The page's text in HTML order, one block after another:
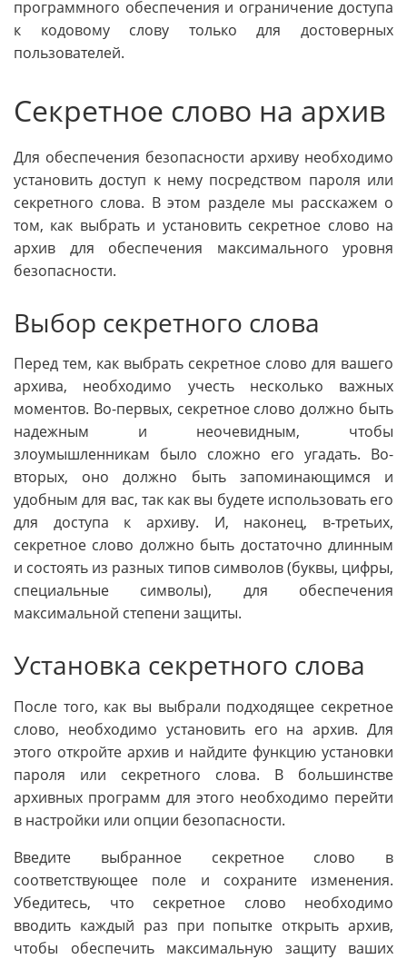
программного обеспечения и ограничение доступа
к кодовому слову только для достоверных
пользователей.
Секретное слово на архив
Для обеспечения безопасности архиву необходимо
установить доступ к нему посредством пароля или
секретного слова. В этом разделе мы расскажем о
том, как выбрать и установить секретное слово на
архив для обеспечения максимального уровня
безопасности.
Выбор секретного слова
Перед тем, как выбрать секретное слово для вашего
архива, необходимо учесть несколько важных
моментов. Во-первых, секретное слово должно быть
надежным и неочевидным, чтобы
злоумышленникам было сложно его угадать. Во-
вторых, оно должно быть запоминающимся и
удобным для вас, так как вы будете использовать его
для доступа к архиву. И, наконец, в-третьих,
секретное слово должно быть достаточно длинным
и состоять из разных типов символов (буквы, цифры,
специальные символы), для обеспечения
максимальной степени защиты.
Установка секретного слова
После того, как вы выбрали подходящее секретное
слово, необходимо установить его на архив. Для
этого откройте архив и найдите функцию установки
пароля или секретного слова. В большинстве
архивных программ для этого необходимо перейти
в настройки или опции безопасности.
Введите выбранное секретное слово в
соответствующее поле и сохраните изменения.
Убедитесь, что секретное слово необходимо
вводить каждый раз при попытке открыть архив,
чтобы обеспечить максимальную защиту ваших